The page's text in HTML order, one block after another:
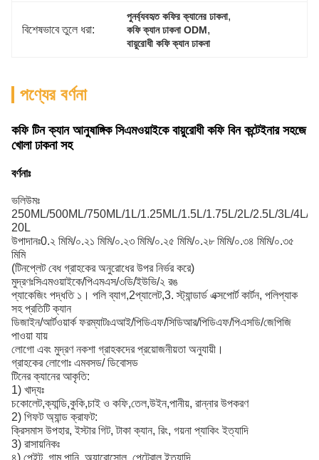
বিশেষভাবে তুলে ধরা:
পুনর্ব্যবহৃত কফির ক্যানের ঢাকনা,
কফি ক্যান ঢাকনা ODM,
বায়ুরোধী কফি ক্যান ঢাকনা
পণ্যের বর্ণনা
কফি টিন ক্যান আনুষাঙ্গিক সিএমওয়াইকে বায়ুরোধী কফি বিন কন্টেইনার সহজে
খোলা ঢাকনা সহ
বর্ণনাঃ
ভলিউমঃ
250ML/500ML/750ML/1L/1.25ML/1.5L/1.75L/2L/2.5L/3L/4L/
20L
উপাদানঃ0.২ মিমি/০.২১ মিমি/০.২৩ মিমি/০.২৫ মিমি/০.২৮ মিমি/০.৩৪ মিমি/০.৩৫
মিমি
(টিনপ্লেট বেধ গ্রাহকের অনুরোধের উপর নির্ভর করে)
মুদ্রণঃসিএমওয়াইকে/পিএমএস/৩ডি/ইউভি/২ রঙ
প্যাকেজিং পদ্ধতি ১। পলি ব্যাগ,2প্যালেট,3. স্ট্যান্ডার্ড এক্সপোর্ট কার্টন, পলিপ্যাক
সহ প্রতিটি ক্যান
ডিজাইন/আর্টওয়ার্ক ফরম্যাটঃএআই/পিডিএফ/সিডিআর/পিডিএফ/পিএসডি/জেপিজি
পাওয়া যায়
লোগো এবং মুদ্রণ নকশা গ্রাহকদের প্রয়োজনীয়তা অনুযায়ী।
গ্রাহকের লোগোঃ এমবসড/ ডিবোসড
টিনের ক্যানের আকৃতি:
1) খাদ্যঃ
চকোলেট,ক্যান্ডি,কুকি,চাই ও কফি,তেল,উইন,পানীয়, রান্নার উপকরণ
2) গিফট অ্যান্ড ক্রাফট:
ক্রিসমাস উপহার, ইস্টার গিট, টাকা ক্যান, রিং, গয়না প্যাকিং ইত্যাদি
3) রাসায়নিকঃ
৪) পেইন্ট, গাম পানি, অ্যারোসোল, পেট্রোল ইত্যাদি